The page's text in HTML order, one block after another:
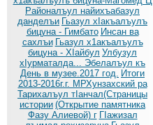
Районалъул найихъабазул
данделъи Гьазул хIакъалъулъ
бицуна - Гимбато Инсан ва
сахлъи Гьазул х1акъалъулъ
бицуна - ХIайбул Улбузул
хIурматалда... Эбелалъул къ
День в музее.2017 год. Итоги
2013-2016г.г. МРХунзахский ра
Тарихалъул тIанчал(Страницы
истории (Открытие памятника
Фазу Алиевой) г ГIажизал